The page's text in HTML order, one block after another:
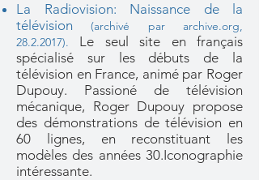
La Radiovision: Naissance de la
télévision(archivé par archive.org,
28.2.2017). Le seul site en français
spécialisé sur les débuts de la
télévision en France, animé par Roger
Dupouy. Passioné de télévision
mécanique, Roger Dupouy propose
des démonstrations de télévision en
60 lignes, en reconstituant les
modèles des années 30.Iconographie
intéressante.